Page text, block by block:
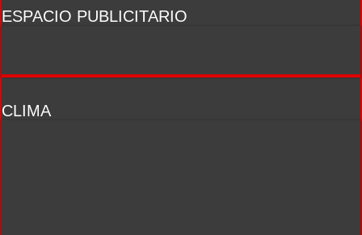
ESPACIO PUBLICITARIO
CLIMA